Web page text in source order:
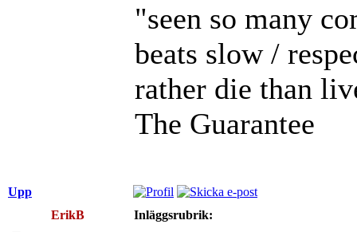
"seen so many
beats slow /
rather die than
The Guarantee
Upp
ErikB
Inläggsrubrik: